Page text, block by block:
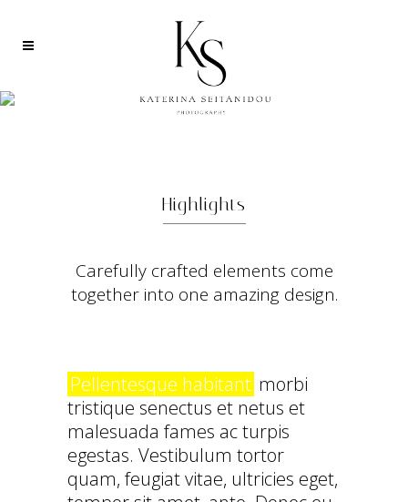
HIGHLIGHTS
Highlights
Carefully crafted elements come
together into one amazing design.
Pellentesque habitant morbi
tristique senectus et netus et
malesuada fames ac turpis
egestas. Vestibulum tortor
quam, feugiat vitae, ultricies eget,